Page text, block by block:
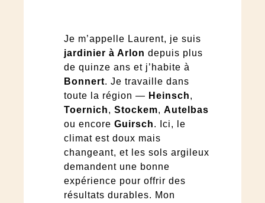
Je m’appelle Laurent, je suis
jardinier à Arlon depuis plus
de quinze ans et j’habite à
Bonnert. Je travaille dans
toute la région — Heinsch,
Toernich, Stockem, Autelbas
ou encore Guirsch. Ici, le
climat est doux mais
changeant, et les sols argileux
demandent une bonne
expérience pour offrir des
résultats durables. Mon